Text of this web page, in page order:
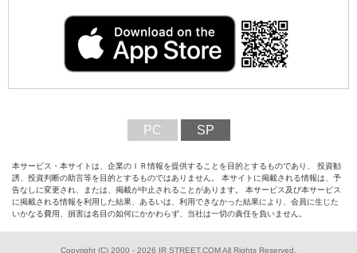
PC SP
本サービス・本サイトは、企業のＩＲ情報を提供することを目的とするものであり、 投資勧
誘、投資判断の助言等を目的とするものではありません。 本サイトに掲載される情報は、予
告なしに変更され、または、掲載が中止されることがあります。 本サービス及び本サービス
に掲載される情報を利用した結果、あるいは、利用できなかった結果により、会員に生じた
いかなる費用、損害は名目の如何にかかわらず、当社は一切の責任を負いません。
Copyright (C) 2000 - 2026 IR STREET.COM All Rights Reserved.